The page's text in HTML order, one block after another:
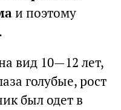
и поэтому
вид 10—12 лет,
голубые, рост
был одет в